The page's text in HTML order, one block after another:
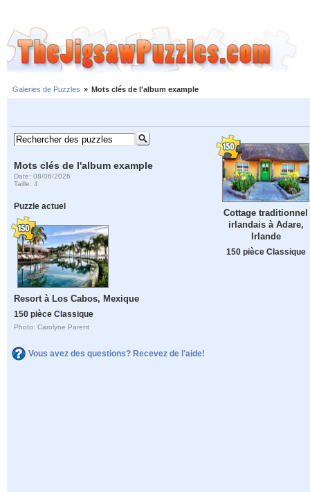
Galeries de Puzzles » Mots clés de l'album example
Mots clés de l'album example
Date: 08/06/2026
Taille: 4
Puzzle actuel
Resort à Los Cabos, Mexique
150 pièce Classique
Photo: Carolyne Parent
Vous avez des questions? Recevez de l'aide!
Cottage traditionnel
irlandais à Adare,
Irlande
150 pièce Classique